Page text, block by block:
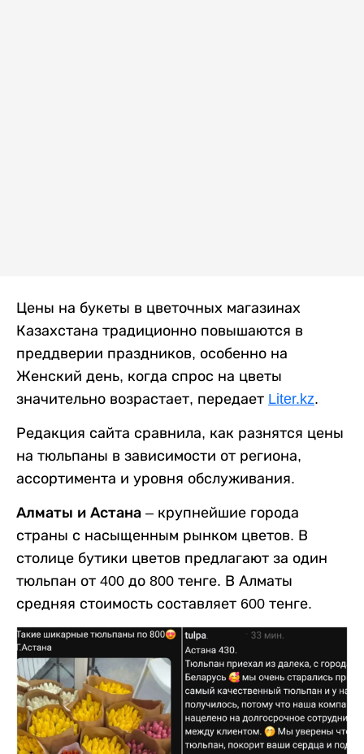
Цены на букеты в цветочных магазинах
Казахстана традиционно повышаются в
преддверии праздников, особенно на
Женский день, когда спрос на цветы
значительно возрастает, передает Liter.kz.
Редакция сайта сравнила, как разнятся цены
на тюльпаны в зависимости от региона,
ассортимента и уровня обслуживания.
Алматы и Астана – крупнейшие города
страны с насыщенным рынком цветов. В
столице бутики цветов предлагают за один
тюльпан от 400 до 800 тенге. В Алматы
средняя стоимость составляет 600 тенге.